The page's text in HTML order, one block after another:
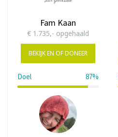
Fam Kaan
€ 1.735,- opgehaald
BEKIJK EN OF DONEER
Doel 87%
87%